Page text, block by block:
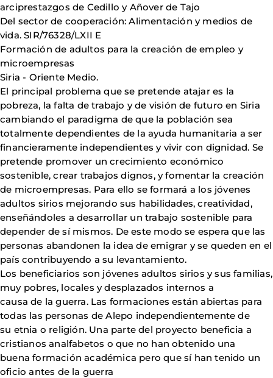
arciprestazgos de Cedillo y Añover de Tajo
Del sector de cooperación: Alimentación y medios de
vida. SIR/76328/LXII E
Formación de adultos para la creación de empleo y
microempresas
Siria - Oriente Medio.
El principal problema que se pretende atajar es la
pobreza, la falta de trabajo y de visión de futuro en Siria
cambiando el paradigma de que la población sea
totalmente dependientes de la ayuda humanitaria a ser
financieramente independientes y vivir con dignidad. Se
pretende promover un crecimiento económico
sostenible, crear trabajos dignos, y fomentar la creación
de microempresas. Para ello se formará a los jóvenes
adultos sirios mejorando sus habilidades, creatividad,
enseñándoles a desarrollar un trabajo sostenible para
depender de sí mismos. De este modo se espera que las
personas abandonen la idea de emigrar y se queden en el
país contribuyendo a su levantamiento.
Los beneficiarios son jóvenes adultos sirios y sus familias,
muy pobres, locales y desplazados internos a
causa de la guerra. Las formaciones están abiertas para
todas las personas de Alepo independientemente de
su etnia o religión. Una parte del proyecto beneficia a
cristianos analfabetos o que no han obtenido una
buena formación académica pero que sí han tenido un
oficio antes de la guerra